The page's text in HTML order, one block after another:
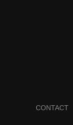
CONTACT